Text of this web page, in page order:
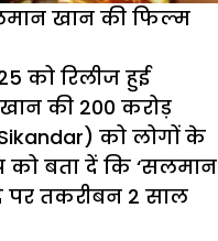
खान की फिल्म
को रिलीज हुई
की 200 करोड़
को लोगों के
बता दें कि ‘सलमान
पर तकरीबन 2 साल